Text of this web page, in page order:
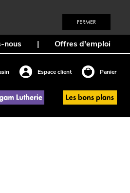
FERMER
nous | Offres d'emploi
Espace client Panier